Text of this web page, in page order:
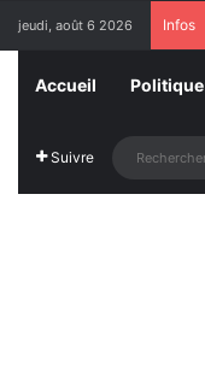
jeudi, août 6 2026 Infos
Accueil Politique
Suivre